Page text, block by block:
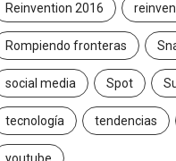
Reinvention 2016
Rompiendo fronteras
social media Spot
tecnología tendencias